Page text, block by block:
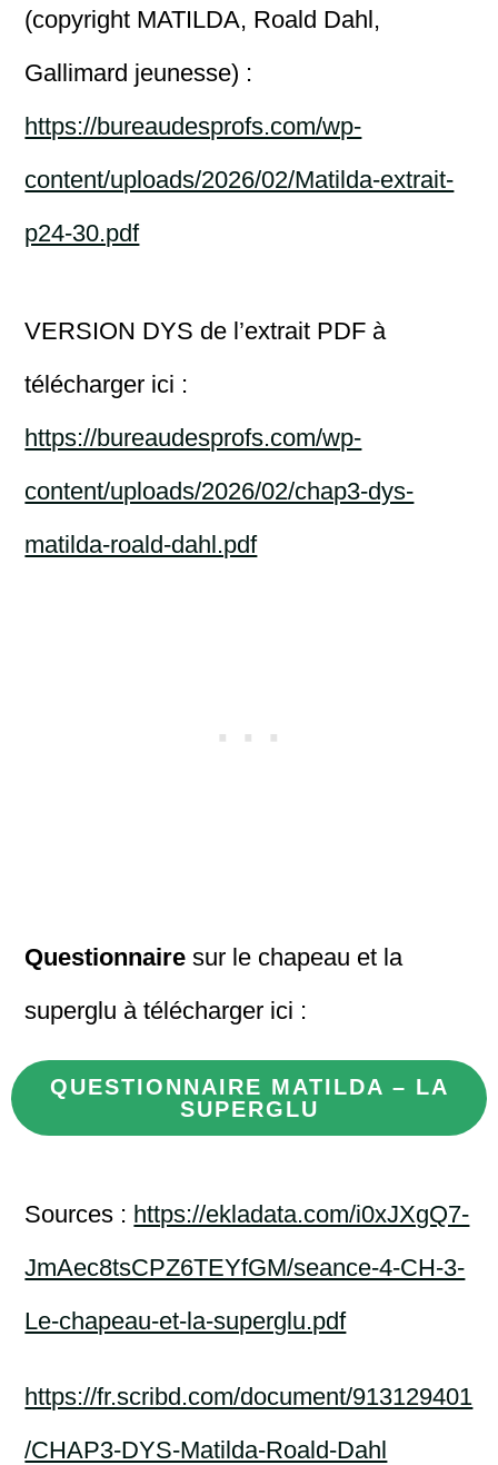
(copyright MATILDA, Roald Dahl,
Gallimard jeunesse) :
https://bureaudesprofs.com/wp-
content/uploads/2026/02/Matilda-extrait-
p24-30.pdf
VERSION DYS de l’extrait PDF à
télécharger ici :
https://bureaudesprofs.com/wp-
content/uploads/2026/02/chap3-dys-
matilda-roald-dahl.pdf
Questionnaire sur le chapeau et la
superglu à télécharger ici :
QUESTIONNAIRE MATILDA – LA
SUPERGLU
Sources : https://ekladata.com/i0xJXgQ7-
JmAec8tsCPZ6TEYfGM/seance-4-CH-3-
Le-chapeau-et-la-superglu.pdf
https://fr.scribd.com/document/913129401
/CHAP3-DYS-Matilda-Roald-Dahl